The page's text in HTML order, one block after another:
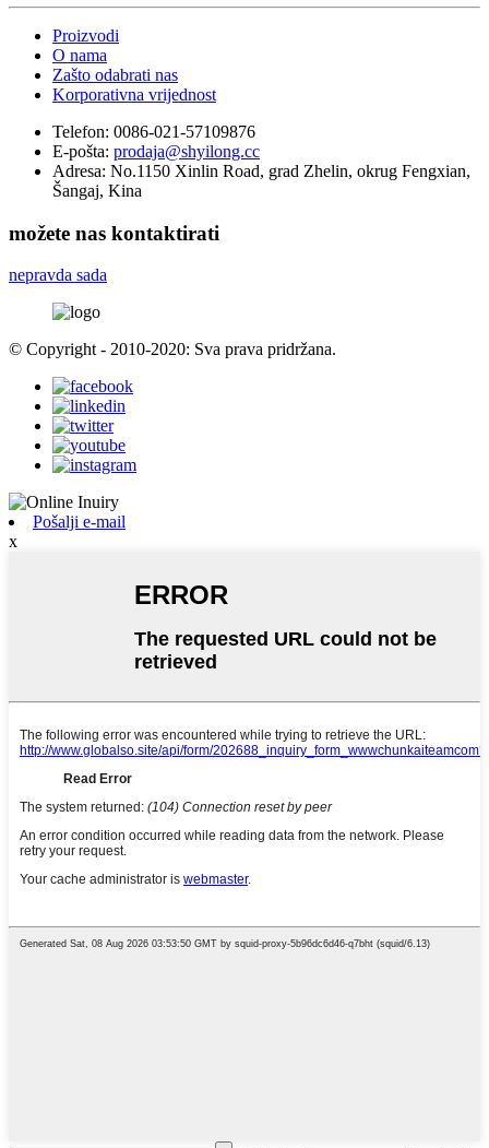
Proizvodi
O nama
Zašto odabrati nas
Korporativna vrijednost
Telefon: 0086-021-57109876
E-pošta: prodaja@shyilong.cc
Adresa: No.1150 Xinlin Road, grad Zhelin, okrug Fengxian,
Šangaj, Kina
možete nas kontaktirati
nepravda sada
© Copyright - 2010-2020: Sva prava pridržana.
Pošalji e-mail
x